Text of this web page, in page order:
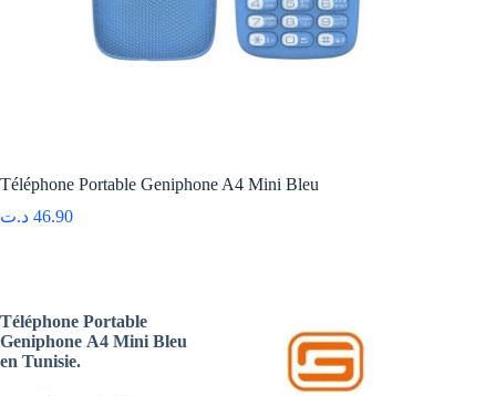
Téléphone Portable Geniphone A4 Mini Bleu
46.90 د.ت
Téléphone Portable
Geniphone A4 Mini Bleu
en Tunisie.